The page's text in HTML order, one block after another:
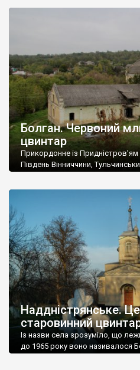
Болган. Червоний
цвинтар
Прикордонне із
Південь Вінниччини,
старовинний цвинтар із
збереглися, написані
мовою. За всіма традиційними
український. Хрести датуються
роках Болган […]
Наддністрянське.
старовинний
Із назви села зрозуміло, що
до 1965 року воно називалося